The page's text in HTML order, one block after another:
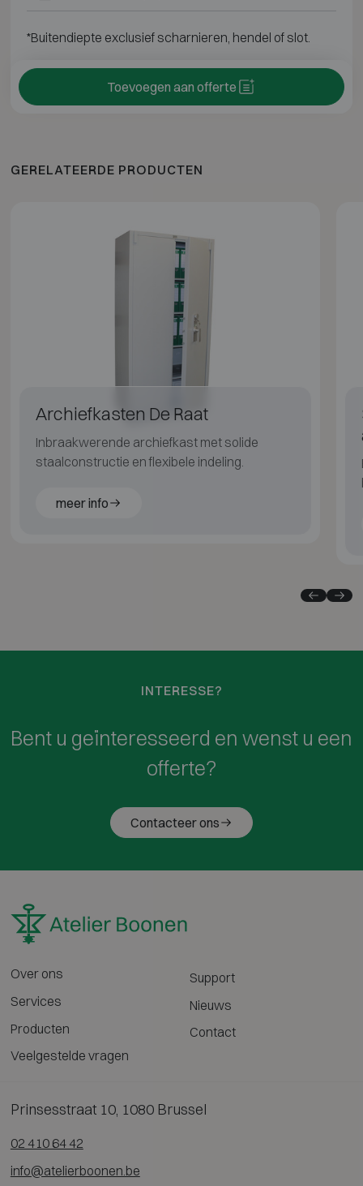
*Buitendiepte exclusief scharnieren, hendel of slot.
Toevoegen aan offerte
GERELATEERDE PRODUCTEN
Archiefkasten De Raat
Inbraakwerende archiefkast met solide
staalconstructie en flexibele indeling.
meer info
INTERESSE?
Bent u geïnteresseerd en wenst u een
offerte?
Contacteer ons
Over ons
Services
Producten
Veelgestelde vragen
Support
Nieuws
Contact
Prinsesstraat 10, 1080 Brussel
02 410 64 42
info@atelierboonen.be